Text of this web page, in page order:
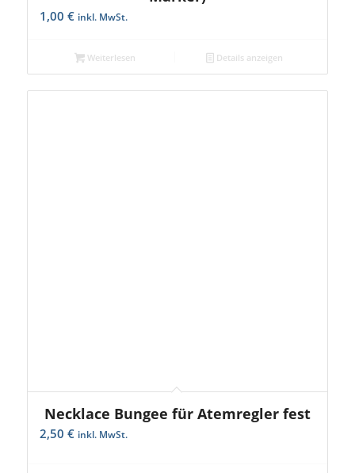
1,00 € inkl. MwSt.
Weiterlesen Details anzeigen
Necklace Bungee für Atemregler fest
2,50 € inkl. MwSt.